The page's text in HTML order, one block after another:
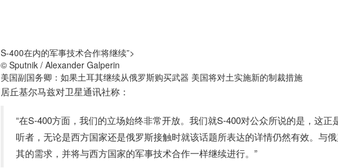
S-400在内的军事技术合作将继续”>
© Sputnik / Alexander Galperin
美国副国务卿：如果土耳其继续从俄罗斯购买武器 美国将对土实施新的制裁措施
居丘基尔马兹对卫星通讯社称：
“在S-400方面，我们的立场始终非常开放。我们就S-400对公众所说的是，这
听者，无论是西方国家还是俄罗斯接触时就该话题所表达的详情仍然有效。与
其的需求，并将与西方国家的军事技术合作一样继续进行。”